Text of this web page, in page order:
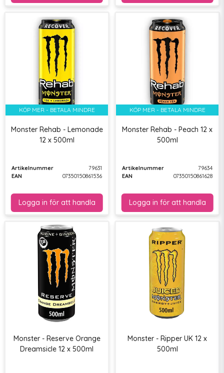
KÖP MER - BETALA MINDRE
Monster Rehab - Lemonade
12 x 500ml
Artikelnummer
79631
EAN
07350150861536
KÖP MER - BETALA MINDRE
Monster Rehab - Peach 12 x
500ml
Artikelnummer
79634
EAN
07350150861628
Monster - Reserve Orange
Dreamsicle 12 x 500ml
Monster - Ripper UK 12 x
500ml